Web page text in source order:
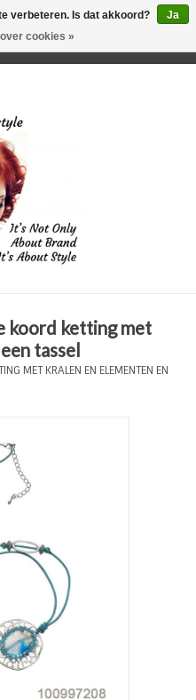
koord ketting met
tassel
MET KRALEN EN ELEMENTEN EN
verbeteren. Is dat akkoord?
Ja
cookies »